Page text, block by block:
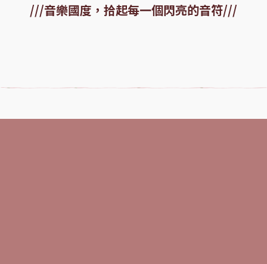
音樂國度，拾起每一個閃亮的音符